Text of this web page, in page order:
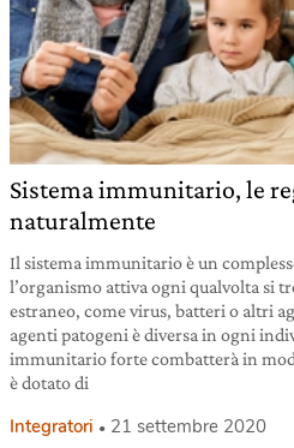
Sistema immunitario, le
naturalmente
Il sistema immunitario è un
l’organismo attiva ogni qualvolta si
estraneo, come virus, batteri o altri
agenti patogeni è diversa in ogni
immunitario forte combatterà in
è dotato di
Integratori 21 settembre 2020